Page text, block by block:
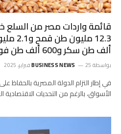
ألف طن سكر و600 ألف طن فول
بواسطة BUSINESS NEWS 25 فبراير، 2025
في إطار التزام الدولة المصرية بالحفاظ
الأسواق، بالرغم من التحديات